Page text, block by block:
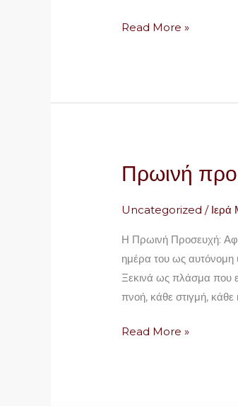
Read More »
Πρωινή
Uncategorized / Ιερά
Η Πρωινή Προσευχή:
ημέρα του ως αυτόνομη
Ξεκινά ως πλάσμα που
πνοή, κάθε στιγμή, κάθε
Πρωινή
προσευχή
Read More »